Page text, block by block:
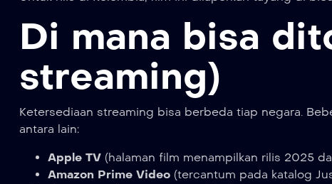
Di mana bisa
streaming)
Ketersediaan streaming bisa berbeda tiap negara.
antara lain:
Apple TV (halaman film menampilkan rilis 2025
Amazon Prime Video (tercantum pada katalog